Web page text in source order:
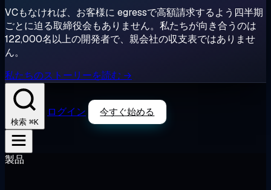
VCもなければ、お客様に egressで高額請求するよう四半期
ごとに迫る取締役会もありません。私たちが向き合うのは
122,000名以上の開発者で、親会社の収支表ではありませ
ん。
私たちのストーリーを読む →
検索 ⌘K
ログイン 今すぐ始める
製品